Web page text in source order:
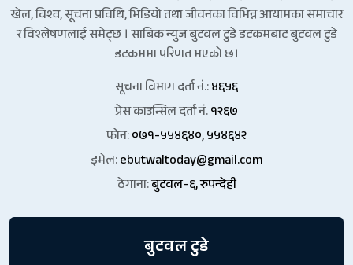
खेल, विश्व, सूचना प्रविधि, भिडियो तथा जीवनका विभिन्न आयामका समाचार
र विश्लेषणलाई समेट्छ । साबिक न्युज बुटवल टुडे डटकमबाट बुटवल टुडे
डटकममा परिणत भएको छ।
सूचना विभाग दर्ता नं.:४६५६
प्रेस काउन्सिल दर्ता नं.१२६७
फोन:०७१-५५४६४०, ५५४६४२
इमेल:ebutwaltoday@gmail.com
ठेगाना:बुटवल–६, रुपन्देही
बुटवल टुडे